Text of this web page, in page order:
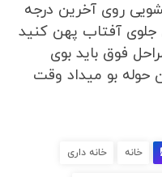
روی آخرین درجه
جلوی آفتاب پهن کنید
فوق باید بوی
حوله بو میداد وقت
خانه خانه داری